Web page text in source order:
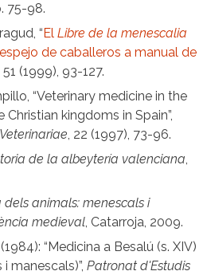
75-98.
“ El Libre de la menescalia
de caballeros a manual de
51 (1999), 93-127.
“Veterinary medicine in the
kingdoms in Spain”,
, 22 (1997), 73-96.
de la albeytería valenciana,
dels animals: menescals i
medieval, Catarroja, 2009.
“Medicina a Besalú (s. XIV)
manescals)”, Patronat d'Estudis